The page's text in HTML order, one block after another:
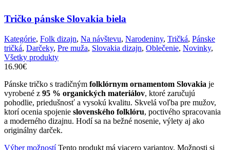
Tričko pánske Slovakia biela
Kategórie, Folk dizajn, Na návštevu, Narodeniny, Tričká, Pánske
tričká, Darčeky, Pre muža, Slovakia dizajn, Oblečenie, Novinky,
Všetky produkty
16.90€
Pánske tričko s tradičným folklórnym ornamentom Slovakia je
vyrobené z 95 % organických materiálov, ktoré zaručujú
pohodlie, priedušnosť a vysokú kvalitu. Skvelá voľba pre mužov,
ktorí ocenia spojenie slovenského folklóru, poctivého spracovania
a moderného dizajnu. Hodí sa na bežné nosenie, výlety aj ako
originálny darček.
Výber možností Tento produkt má viacero variantov. Možnosti si